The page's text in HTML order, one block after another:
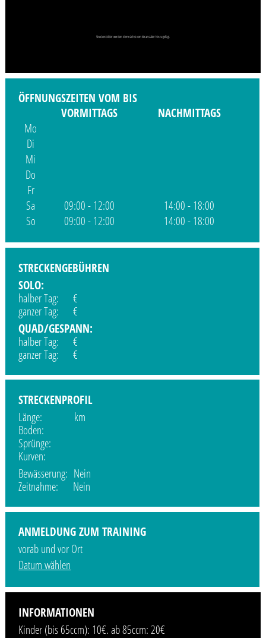
Streckenbilder werden demnächst vom Veranstalter hinzugefügt.
ÖFFNUNGSZEITEN VOM BIS
VORMITTAGS
NACHMITTAGS
Mo
Di
Mi
Do
Fr
Sa
09:00 - 12:00
14:00 - 18:00
So
09:00 - 12:00 14:00 - 18:00
STRECKENGEBÜHREN
SOLO:
halber Tag: €
ganzer Tag: €
QUAD/GESPANN:
halber Tag: €
ganzer Tag: €
STRECKENPROFIL
Länge: km
Boden:
Sprünge:
Kurven:
Bewässerung: Nein
Zeitnahme: Nein
ANMELDUNG ZUM TRAINING
vorab und vor Ort
Datum wählen
INFORMATIONEN
Kinder (bis 65ccm): 10€. ab 85ccm: 20€